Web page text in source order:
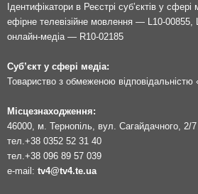
Ідентифікатори в Реєстрі суб’єктів у сфері
ефірне телевізійне мовлення — L10-00855,
онлайн-медіа — R10-02185
Суб’єкт у сфері медіа:
Товариство з обмеженою відповідальністю
Місцезнаходження:
46000, м. Тернопіль, вул. Сагайдачного, 2/7
тел. +38 0352 52 31 40
тел. +38 096 89 57 039
e-mail: tv4@tv4.te.ua